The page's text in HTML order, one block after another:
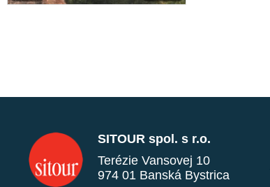
SITOUR spol. s r.o.
Terézie Vansovej 10
974 01 Banská Bystrica